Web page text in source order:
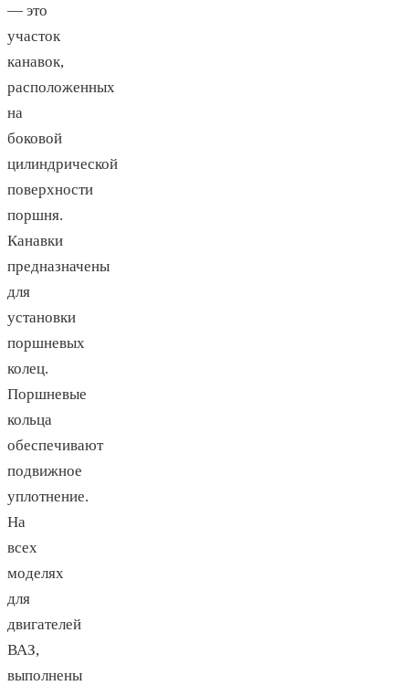
— это
участок
канавок,
расположенных
на
боковой
цилиндрической
поверхности
поршня.
Канавки
предназначены
для
установки
поршневых
колец.
Поршневые
кольца
обеспечивают
подвижное
уплотнение.
На
всех
моделях
для
двигателей
ВАЗ,
выполнены